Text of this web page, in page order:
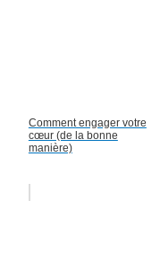
Comment engager votre
cœur (de la bonne
manière)